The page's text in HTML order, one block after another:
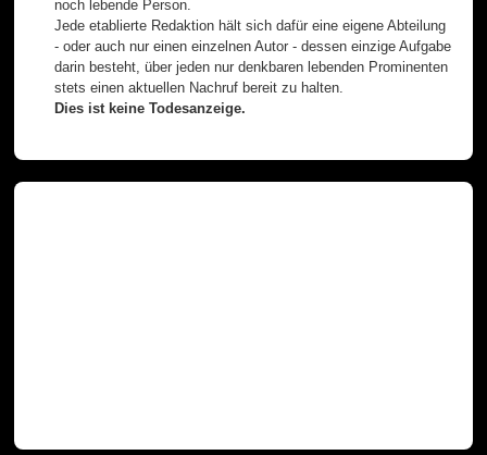
noch lebende Person.
Jede etablierte Redaktion hält sich dafür eine eigene Abteilung
- oder auch nur einen einzelnen Autor - dessen einzige Aufgabe
darin besteht, über jeden nur denkbaren lebenden Prominenten
stets einen aktuellen Nachruf bereit zu halten.
Dies ist keine Todesanzeige.